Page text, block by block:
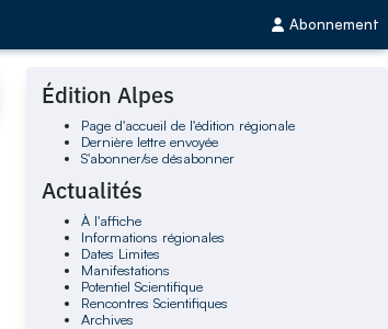
Abonnement
Édition Alpes
Page d'accueil de l'édition régionale
Dernière lettre envoyée
S'abonner/se désabonner
Actualités
À l'affiche
Informations régionales
Dates Limites
Manifestations
Potentiel Scientifique
Rencontres Scientifiques
Archives